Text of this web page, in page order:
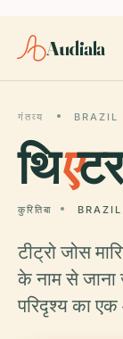
Audiala
गंतव्य BRAZIL
थिए
कुरितिबा BRAZIL
टीट्रो जोस
के नाम से जाना
परिदृश्य का